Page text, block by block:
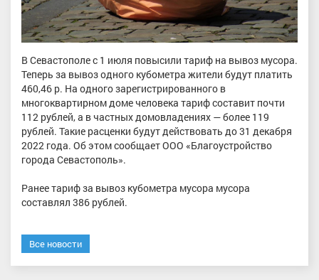
В Севастополе с 1 июля повысили тариф на вывоз мусора.
Теперь за вывоз одного кубометра жители будут платить
460,46 р. На одного зарегистрированного в
многоквартирном доме человека тариф составит почти
112 рублей, а в частных домовладениях — более 119
рублей. Такие расценки будут действовать до 31 декабря
2022 года. Об этом сообщает ООО «Благоустройство
города Севастополь».
Ранее тариф за вывоз кубометра мусора мусора
составлял 386 рублей.
Все новости